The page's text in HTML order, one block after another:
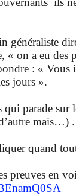
généraliste
on a eu des
: « Vous
jours ».
parade sur
mais…) .
quand
preuves en